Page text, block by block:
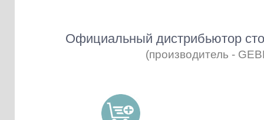
Официальный дистрибьютор
(производитель -